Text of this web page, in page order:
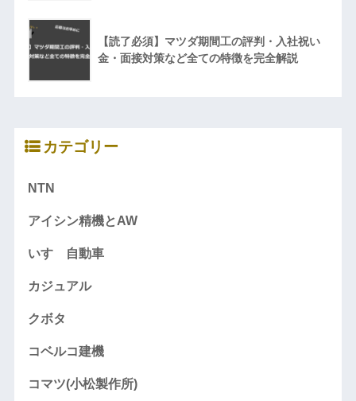
【読了必須】マツダ期間工の評判・入社祝い
金・面接対策など全ての特徴を完全解説
カテゴリー
NTN
アイシン精機とAW
いすゞ自動車
カジュアル
クボタ
コベルコ建機
コマツ(小松製作所)